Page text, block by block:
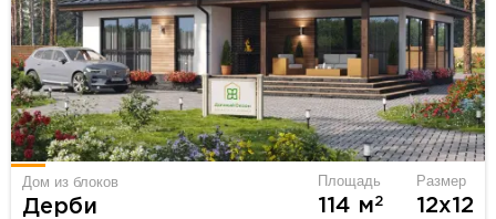
Дом из блоков
Дерби
Площадь
114 м2
Размер
12х12